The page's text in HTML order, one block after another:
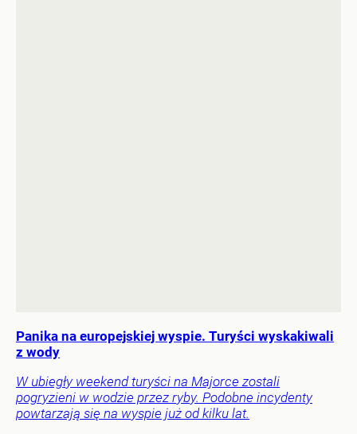
Panika na europejskiej wyspie. Turyści wyskakiwali
z wody
W ubiegły weekend turyści na Majorce zostali
pogryzieni w wodzie przez ryby. Podobne incydenty
powtarzają się na wyspie już od kilku lat.